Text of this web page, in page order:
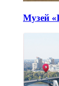
Музей